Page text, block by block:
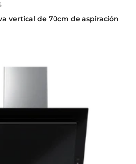
vertical de 70cm de aspiración